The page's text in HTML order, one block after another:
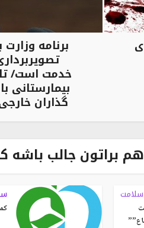
برنامه
بیمارستانی
گذاران
براتون جالب باشه